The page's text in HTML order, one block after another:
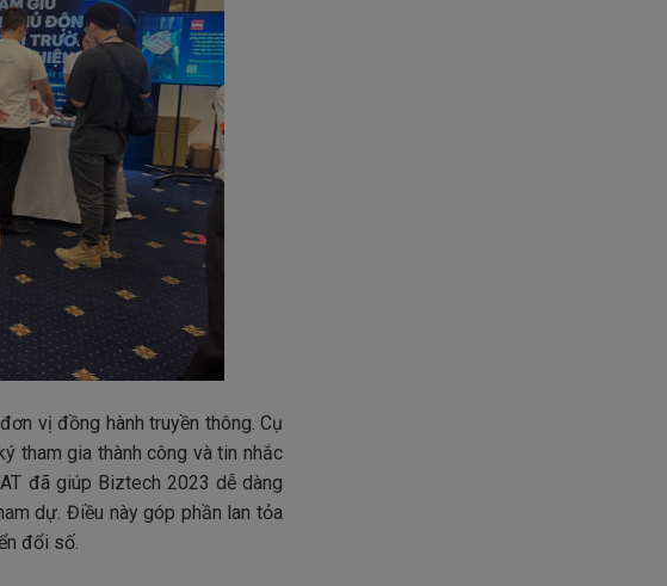
vị đồng hành truyền thông. Cụ
tham gia thành công và tin nhắc
đã giúp Biztech 2023 dễ dàng
dự. Điều này góp phần lan tỏa
đổi số.